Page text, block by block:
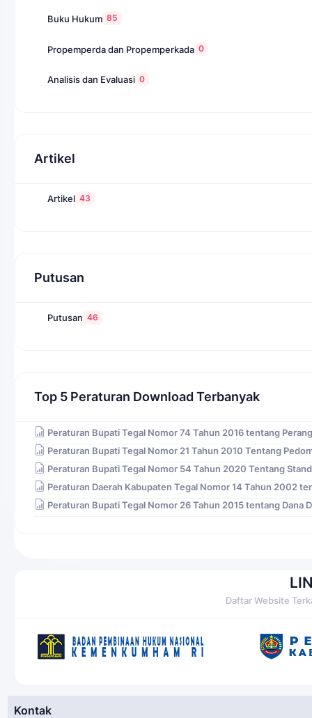
Buku Hukum 85
Propemperda dan Propemperkada 0
Analisis dan Evaluasi 0
Artikel
Artikel 43
Putusan
Putusan 46
Top 5 Peraturan Download Terbanyak
Peraturan Bupati Tegal Nomor 74 Tahun 2016 tentang
Peraturan Bupati Tegal Nomor 21 Tahun 2010 Tentang
Peraturan Bupati Tegal Nomor 54 Tahun 2020 Tentang
Peraturan Daerah Kabupaten Tegal Nomor 14 Tahun 2002
Peraturan Bupati Tegal Nomor 26 Tahun 2015 tentang Dana
Daftar Website
Kontak